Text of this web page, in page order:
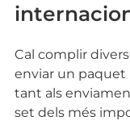
Cal complir
enviar un paquet
tant als
set dels més